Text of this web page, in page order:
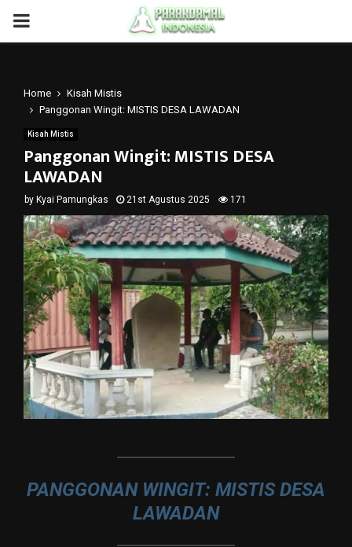
PRIMARY
Home
Kisah Mistis
Panggonan Wingit: MISTIS DESA LAWADAN
Kisah Mistis
Panggonan Wingit: MISTIS DESA
LAWADAN
by Kyai Pamungkas 21st Agustus 2025 171
PANGGONAN WINGIT: MISTIS DESA
LAWADAN